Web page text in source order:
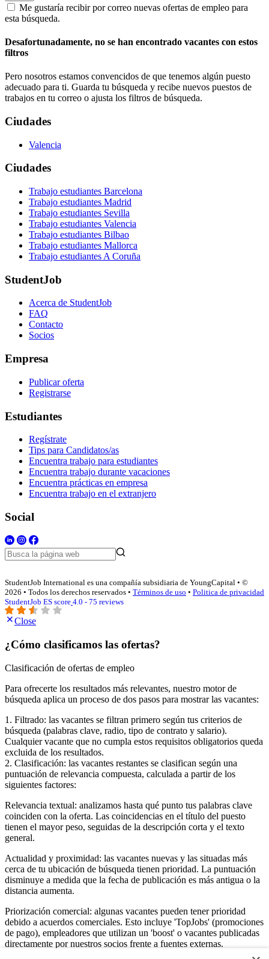
Me gustaría recibir por correo nuevas ofertas de empleo para
esta búsqueda.
Desafortunadamente, no se han encontrado vacantes con estos
filtros
Pero nosotros estamos convencidos de que tenemos algún puesto
adecuado para ti. Guarda tu búsqueda y recibe nuevos puestos de
trabajos en tu correo o ajusta los filtros de búsqueda.
Ciudades
Valencia
Ciudades
Trabajo estudiantes Barcelona
Trabajo estudiantes Madrid
Trabajo estudiantes Sevilla
Trabajo estudiantes Valencia
Trabajo estudiantes Bilbao
Trabajo estudiantes Mallorca
Trabajo estudiantes A Coruña
StudentJob
Acerca de StudentJob
FAQ
Contacto
Socios
Empresa
Publicar oferta
Registrarse
Estudiantes
Regístrate
Tips para Candidatos/as
Encuentra trabajo para estudiantes
Encuentra trabajo durante vacaciones
Encuentra prácticas en empresa
Encuentra trabajo en el extranjero
Social
StudentJob International es una compañía subsidiaria de YoungCapital • ©
2026 • Todos los derechos reservados • Términos de uso • Politica de privacidad
StudentJob ES score 4.0 - 75 reviews
Close
¿Cómo clasificamos las ofertas?
Clasificación de ofertas de empleo
Para ofrecerte los resultados más relevantes, nuestro motor de
búsqueda aplica un proceso de dos pasos para mostrar las vacantes:
1. Filtrado: las vacantes se filtran primero según tus criterios de
búsqueda (palabras clave, radio, tipo de contrato y salario).
Cualquier vacante que no cumpla estos requisitos obligatorios queda
excluida de los resultados.
2. Clasificación: las vacantes restantes se clasifican según una
puntuación de relevancia compuesta, calculada a partir de los
siguientes factores:
Relevancia textual: analizamos hasta qué punto tus palabras clave
coinciden con la oferta. Las coincidencias en el título del puesto
tienen el mayor peso, seguidas de la descripción corta y el texto
general.
Actualidad y proximidad: las vacantes nuevas y las situadas más
cerca de tu ubicación de búsqueda tienen prioridad. La puntuación
disminuye a medida que la fecha de publicación es más antigua o la
distancia aumenta.
Priorización comercial: algunas vacantes pueden tener prioridad
debido a acuerdos comerciales. Esto incluye 'TopJobs' (promociones
de pago), empleadores que utilizan un 'boost' o vacantes publicadas
directamente por nuestros socios frente a fuentes externas.